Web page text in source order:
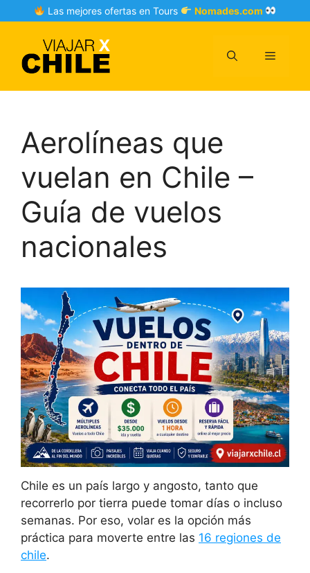
to
Las mejores ofertas en Tours Nomades.com
Menu
Aerolíneas que
vuelan en Chile –
Guía de vuelos
nacionales
Chile es un país largo y angosto, tanto que
recorrerlo por tierra puede tomar días o incluso
semanas. Por eso, volar es la opción más
práctica para moverte entre las 16 regiones de
chile.